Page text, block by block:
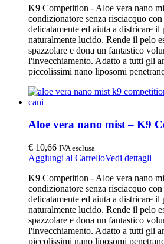
K9 Competition - Aloe vera nano
condizionatore senza risciacquo
delicatamente ed aiuta a districare
naturalmente lucido. Rende il pelo
spazzolare e dona un fantastico
l'invecchiamento. Adatto a tutti gli
piccolissimi nano liposomi
Aloe vera nano mist – K9
€ 10,66 IVA esclusa
Aggiungi al CarrelloVedi dettagli
K9 Competition - Aloe vera nano
condizionatore senza risciacquo
delicatamente ed aiuta a districare
naturalmente lucido. Rende il pelo
spazzolare e dona un fantastico
l'invecchiamento. Adatto a tutti gli
piccolissimi nano liposomi